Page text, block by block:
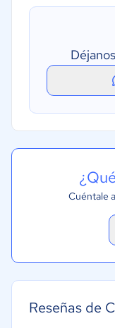
Cuéntale
Reseñas de